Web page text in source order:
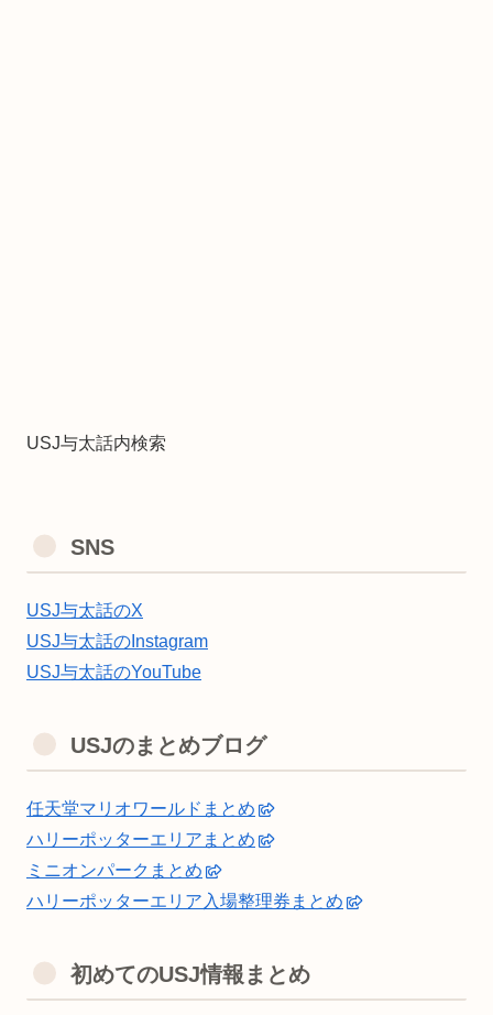
USJ与太話内検索
SNS
USJ与太話のX
USJ与太話のInstagram
USJ与太話のYouTube
USJのまとめブログ
任天堂マリオワールドまとめ
ハリーポッターエリアまとめ
ミニオンパークまとめ
ハリーポッターエリア入場整理券まとめ
初めてのUSJ情報まとめ